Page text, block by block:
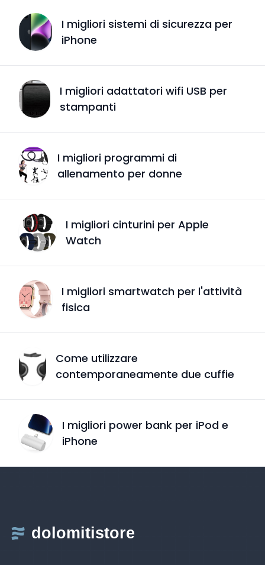
I migliori sistemi di sicurezza per
iPhone
I migliori adattatori wifi USB per
stampanti
I migliori programmi di
allenamento per donne
I migliori cinturini per Apple
Watch
I migliori smartwatch per l'attività
fisica
Come utilizzare
contemporaneamente due cuffie
I migliori power bank per iPod e
iPhone